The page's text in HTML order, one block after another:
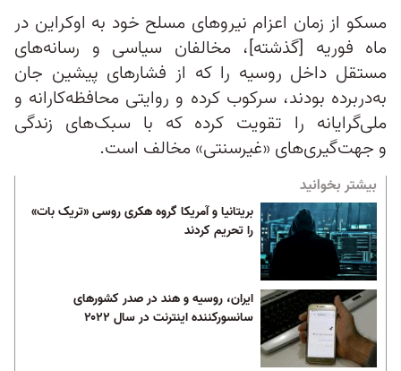
مسکو از زمان اعزام نیروهای مسلح خود به اوکراین در
ماه فوریه [گذشته]، مخالفان سیاسی و رسانه‌های
مستقل داخل روسیه را که از فشار‌های پیشین جان
به‌دربرده بودند، سرکوب کرده و روایتی محافظه‌کارانه و
ملی‌گرایانه‌ را تقویت کرده که با سبک‌های زندگی
و جهت‌گیری‌های «غیرسنتی» مخالف است.
بیشتر بخوانید
بریتانیا و آمریکا گروه هکری روسی «تریک بات»
را تحریم کردند
ایران، روسیه و هند در صدر کشورهای
سانسورکننده اینترنت در سال ۲۰۲۲